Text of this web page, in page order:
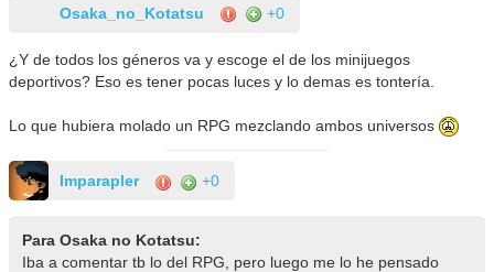
Osaka_no_Kotatsu +0
¿Y de todos los géneros va y escoge el de los minijuegos
deportivos? Eso es tener pocas luces y lo demas es tontería.
Lo que hubiera molado un RPG mezclando ambos universos
Imparapler +0
Para Osaka no Kotatsu:
Iba a comentar tb lo del RPG, pero luego me lo he pensado